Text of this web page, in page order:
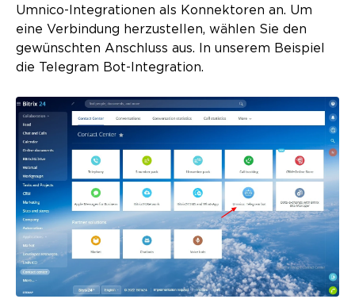
Umnico-Integrationen als Konnektoren an. Um
eine Verbindung herzustellen, wählen Sie den
gewünschten Anschluss aus. In unserem Beispiel
die Telegram Bot-Integration.